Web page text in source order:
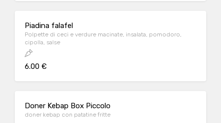
Piadina falafel
Polpette di ceci e verdure macinate, insalata, pomodoro,
cipolla, salse
6.00 €
Doner Kebap Box Piccolo
doner kebap con patatine fritte